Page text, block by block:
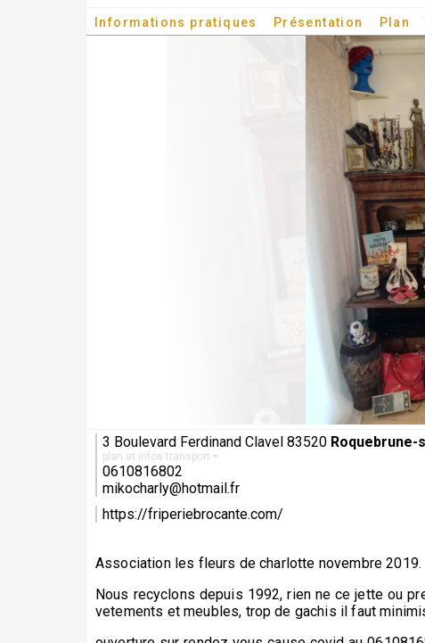
Informations pratiques Présentation Plan
3 Boulevard Ferdinand Clavel 83520 Roquebrune-
plan et infos transport
0610816802
mikocharly@hotmail.fr
https://friperiebrocante.com/
Association les fleurs de charlotte novembre 2019.
Nous recyclons depuis 1992, rien ne ce jette ou
vetements et meubles, trop de gachis il faut